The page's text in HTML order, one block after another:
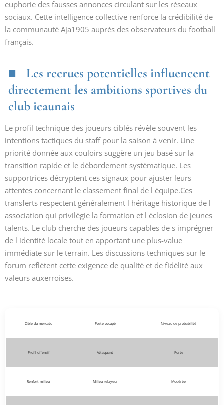
euphorie des fausses annonces circulant sur les réseaux
sociaux. Cette intelligence collective renforce la crédibilité de
la communauté Aja1905 auprès des observateurs du football
français.
Les recrues potentielles influencent
directement les ambitions sportives du
club icaunais
Le profil technique des joueurs ciblés révèle souvent les
intentions tactiques du staff pour la saison à venir. Une
priorité donnée aux couloirs suggère un jeu basé sur la
transition rapide et le débordement systématique. Les
supportrices décryptent ces signaux pour ajuster leurs
attentes concernant le classement final de l équipe.Ces
transferts respectent généralement l héritage historique de l
association qui privilégie la formation et l éclosion de jeunes
talents. Le club cherche des joueurs capables de s imprégner
de l identité locale tout en apportant une plus-value
immédiate sur le terrain. Les discussions techniques sur le
forum reflètent cette exigence de qualité et de fidélité aux
valeurs auxerroises.
Cible du mercato Poste occupé Niveau de probabilité
Profil offensif Attaquant Forte
Renfort milieu Milieu relayeur Modérée